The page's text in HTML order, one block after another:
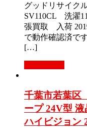
グッドリサイ
SV110CL 洗濯
張買取 入荷
で動作確認済で
[…]
千葉市若葉
ープ 24V型
ハイビジョン